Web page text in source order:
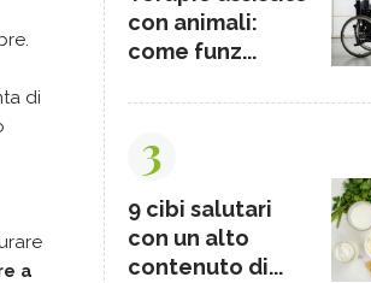
di
a
con animali:
come funz...
3
9 cibi salutari
con un alto
contenuto di...